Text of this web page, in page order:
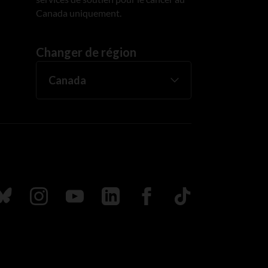
Canada uniquement.
Changer de région
nous sur Bluesky
Suivez nous sur Instagram
Suivez nous sur Youtube
Suivez nous sur LinkedIn
Suivez nous sur
TikTok